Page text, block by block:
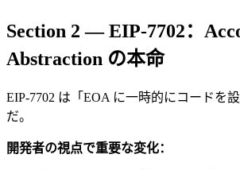
Section 2 — EIP-7702：
Abstraction の本命
EIP-7702 は「EOA に一時的にコードを
だ。
開発者の視点で重要な変化：